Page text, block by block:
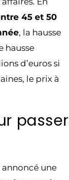
45 et 50
, la hausse
hausse
d’euros si
le prix à
passer
annoncé une